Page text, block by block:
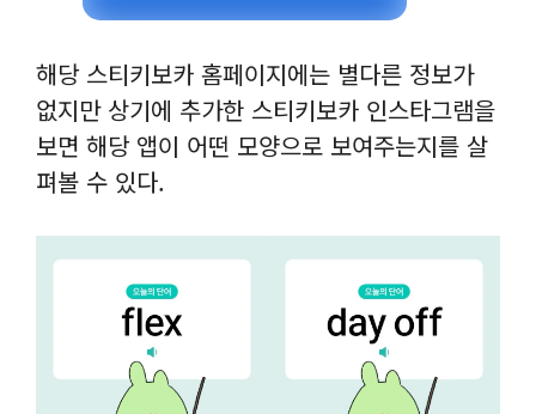
해당 스티키보카 홈페이지에는 별다른 정보가
없지만 상기에 추가한 스티키보카 인스타그램을
보면 해당 앱이 어떤 모양으로 보여주는지를 살
펴볼 수 있다.